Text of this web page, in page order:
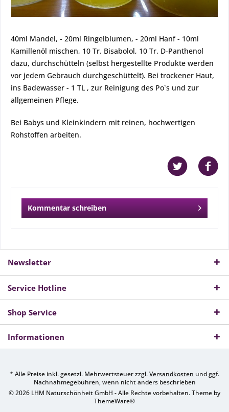
40ml Mandel, - 20ml Ringelblumen, - 20ml Hanf - 10ml
Kamillenöl mischen, 10 Tr. Bisabolol, 10 Tr. D-Panthenol
dazu, durchschütteln (selbst hergestellte Produkte werden
vor jedem Gebrauch durchgeschüttelt). Bei trockener Haut,
ins Badewasser - 1 TL , zur Reinigung des Po`s und zur
allgemeinen Pflege.
Bei Babys und Kleinkindern mit reinen, hochwertigen
Rohstoffen arbeiten.
Kommentar schreiben
Newsletter
Service Hotline
Shop Service
Informationen
* Alle Preise inkl. gesetzl. Mehrwertsteuer zzgl.Versandkosten und ggf.
Nachnahmegebühren, wenn nicht anders beschrieben
© 2026 LHM Naturschönheit GmbH - Alle Rechte vorbehalten. Theme by
ThemeWare®